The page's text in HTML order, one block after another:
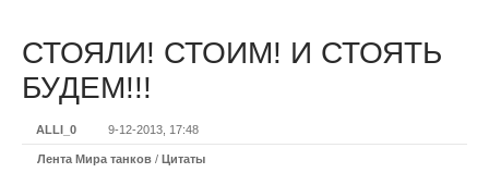
СТОЯЛИ! СТОИМ! И СТОЯТЬ
БУДЕМ!!!
ALLI_0 9-12-2013, 17:48
Лента Мира танков / Цитаты